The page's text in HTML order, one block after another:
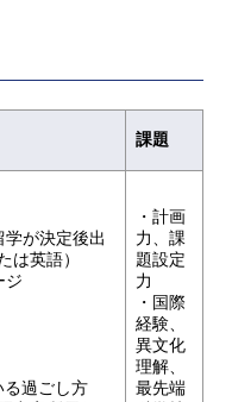
課題
が決定後出
は英語）
ジ
る過ごし方
・計画
力、課
題設定
力
・国際
経験、
異文化
理解、
最先端